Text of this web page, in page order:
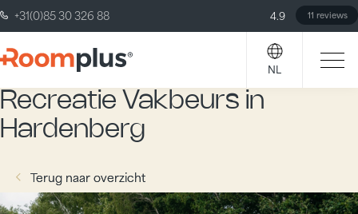
4.9 11 reviews
+31(0)85 30 326 88
NL
Home
Blog
Roomplus met primeur op de Recreatie Vakbeurs in Hardenberg
Roomplus met primeur op de
Recreatie Vakbeurs in
Hardenberg
Terug naar overzicht
Terug naar overzicht